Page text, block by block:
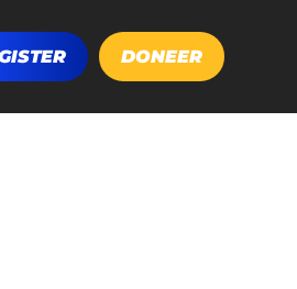
DONEER